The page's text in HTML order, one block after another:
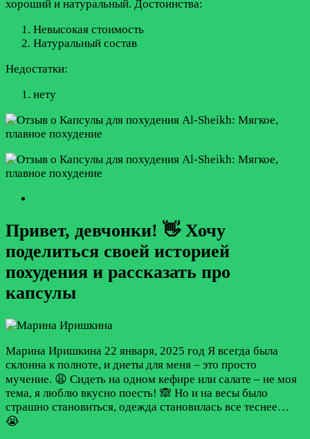
хороший и натуральный. Достоинства:
Невысокая стоимость
Натуральный состав
Недостатки:
нету
Привет, девчонки! 👋 Хочу
поделиться своей историей
похудения и рассказать про
капсулы
Марина Иришкина 22 января, 2025 год Я всегда была
склонна к полноте, и диеты для меня – это просто
мучение. 😩 Сидеть на одном кефире или салате – не моя
тема, я люблю вкусно поесть! 🙈 Но и на весы было
страшно становиться, одежда становилась все теснее…
😭